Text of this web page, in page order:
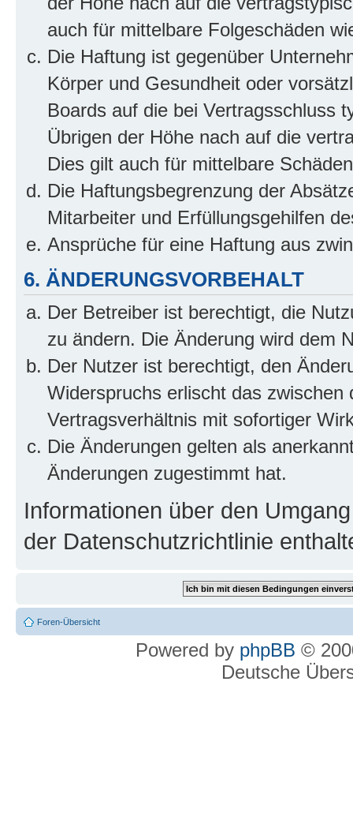
auch für mittelbare Folgeschäden
Die Haftung ist gegenüber
Körper und Gesundheit oder
Boards auf die bei Vertragsschluss
Übrigen der Höhe nach auf die
Dies gilt auch für mittelbare
Die Haftungsbegrenzung der
Mitarbeiter und Erfüllungsgehilfen
Ansprüche für eine Haftung aus
6. ÄNDERUNGSVORBEHALT
Der Betreiber ist berechtigt, die
zu ändern. Die Änderung wird dem
Der Nutzer ist berechtigt, den
Widerspruchs erlischt das
Vertragsverhältnis mit sofortiger
Die Änderungen gelten als
Änderungen zugestimmt hat.
Informationen über den
der Datenschutzrichtlinie
Foren-Übersicht
Powered by phpBB ©
Deutsche